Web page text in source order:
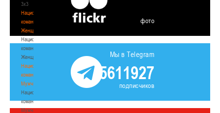
3х3
Национальная
команда.
Женщины
Национальная
команда.
Женщины
Национальная
команда.
Мужчины
Национальная
команда.
Мужчины
фото
Мы в Telegram
5611927
подписчиков